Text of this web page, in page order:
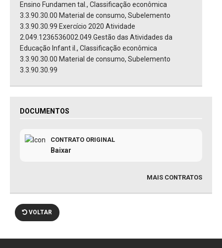
Ensino Fundamen tal., Classificação econômica
3.3.90.30.00 Material de consumo, Subelemento
3.3.90.30.99 Exercício 2020 Atividade
2.049.1236536002.049.Gestão das Atividades da
Educação Infant il., Classificação econômica
3.3.90.30.00 Material de consumo, Subelemento
3.3.90.30.99
DOCUMENTOS
CONTRATO ORIGINAL
Baixar
MAIS CONTRATOS
VOLTAR